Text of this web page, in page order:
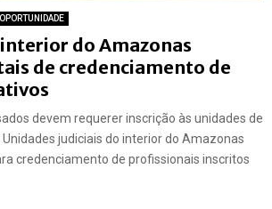
OPORTUNIDADE
do Amazonas
de credenciamento de
devem requerer inscrição às unidades de
judiciais do interior do Amazonas
credenciamento de profissionais inscritos